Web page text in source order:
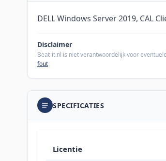
DELL Windows Server 2019, CAL
Disclaimer
Beat-it.nl is niet verantwoordelijk voor
fout
SPECIFICATIES
Licentie